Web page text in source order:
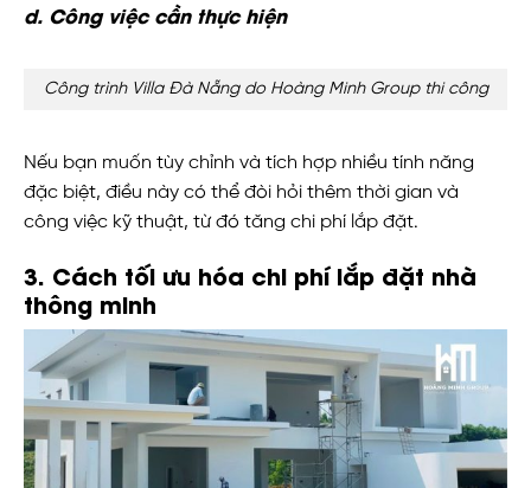
d. Công việc cần thực hiện
Công trình Villa Đà Nẵng do Hoàng Minh Group thi công
Nếu bạn muốn tùy chỉnh và tích hợp nhiều tính năng
đặc biệt, điều này có thể đòi hỏi thêm thời gian và
công việc kỹ thuật, từ đó tăng chi phí lắp đặt.
3. Cách tối ưu hóa chi phí lắp đặt nhà
thông minh